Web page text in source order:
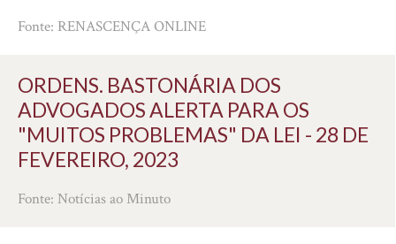
Fonte: RENASCENÇA ONLINE
ORDENS. BASTONÁRIA DOS
ADVOGADOS ALERTA PARA OS
"MUITOS PROBLEMAS" DA LEI - 28 DE
FEVEREIRO, 2023
Fonte: Notícias ao Minuto